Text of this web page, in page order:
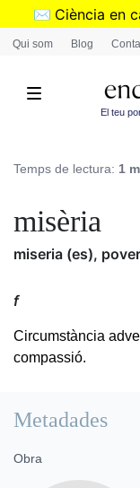
✉️ Ciència en
➜
Qui som Blog
El teu
Temps de lectura: 1
misèria
miseria (es),
f
Circumstància
compassió.
Metadades
Obra